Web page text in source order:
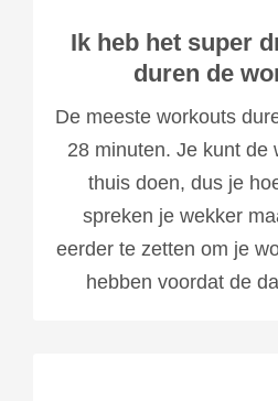
Ik heb het super
duren de
De meeste workouts
28 minuten. Je kunt de
thuis doen, dus je
spreken je wekker
eerder te zetten om je
hebben voordat de